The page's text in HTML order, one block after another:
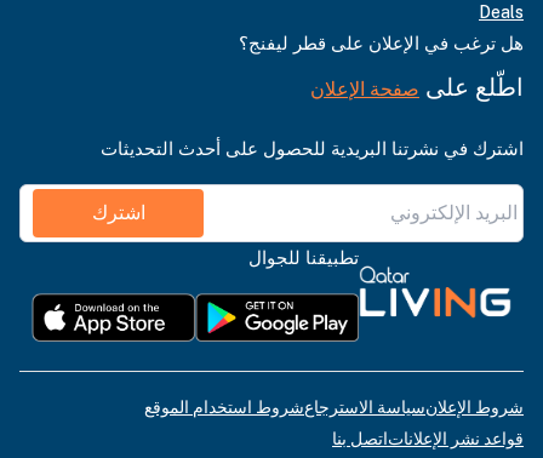
Deals
هل ترغب في الإعلان على قطر ليفنج؟
اطّلع على صفحة الإعلان
اشترك في نشرتنا البريدية للحصول على أحدث التحديثات
اشترك
تطبيقنا للجوال
شروط الإعلانسياسة الاسترجاعشروط استخدام الموقع
قواعد نشر الإعلاناتاتصل بنا